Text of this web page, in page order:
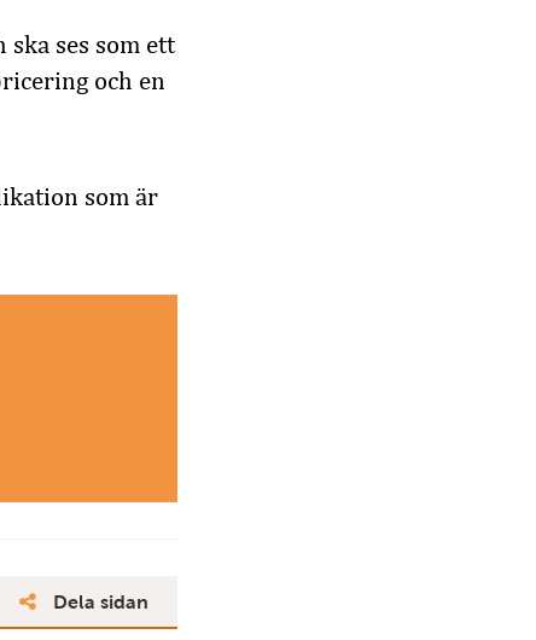
ses som ett
och en
som är
Dela sidan